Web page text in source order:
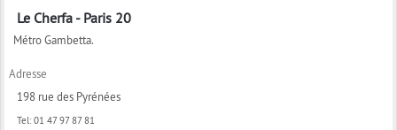
Le Cherfa - Paris 20
Métro Gambetta.
Adresse
198 rue des Pyrénées
Tel: 01 47 97 87 81